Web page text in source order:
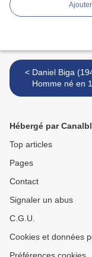
< Daniel Biga (1940 - ) :
Homme né en
Hébergé par
Top articles
Pages
Contact
Signaler un abus
C.G.U.
Cookies et données